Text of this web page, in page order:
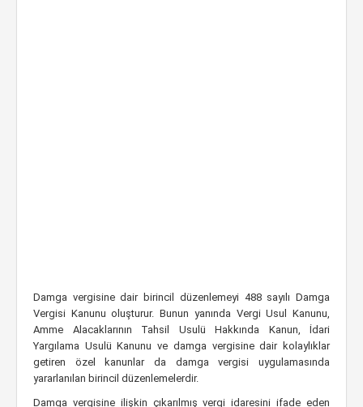
Damga vergisine dair birincil düzenlemeyi 488 sayılı Damga
Vergisi Kanunu oluşturur. Bunun yanında Vergi Usul Kanunu,
Amme Alacaklarının Tahsil Usulü Hakkında Kanun, İdari
Yargılama Usulü Kanunu ve damga vergisine dair kolaylıklar
getiren özel kanunlar da damga vergisi uygulamasında
yararlanılan birincil düzenlemelerdir.
Damga vergisine ilişkin çıkarılmış vergi idaresini ifade eden